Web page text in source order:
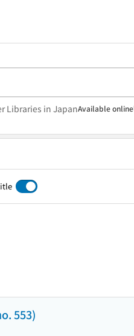
Libraries in JapanAvailable online
553)